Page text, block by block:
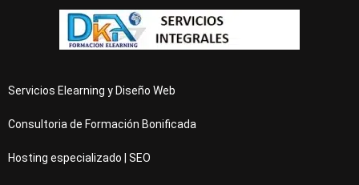
Servicios Elearning y Diseño Web
Consultoria de Formación Bonificada
Hosting especializado | SEO